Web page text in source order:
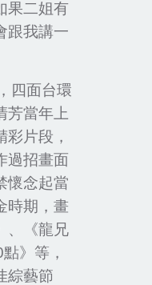
果二姐有
跟我講一
四面台環
芳當年上
片段，
過招畫面
懷念起當
時期，畫
、《龍兄
點》等，
綜藝節